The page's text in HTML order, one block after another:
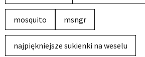
mosquito msngr
najpiękniejsze sukienki na weselu